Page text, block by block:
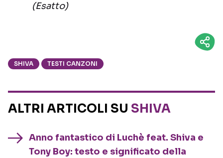
(Esatto)
SHIVA TESTI CANZONI
ALTRI ARTICOLI SU SHIVA
Anno fantastico di Luchè feat. Shiva e
Tony Boy: testo e significato della